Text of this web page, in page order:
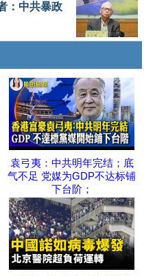
：中共暴政
袁弓夷：中共明年完结；底
气不足 党媒为GDP不达标铺
下台阶；